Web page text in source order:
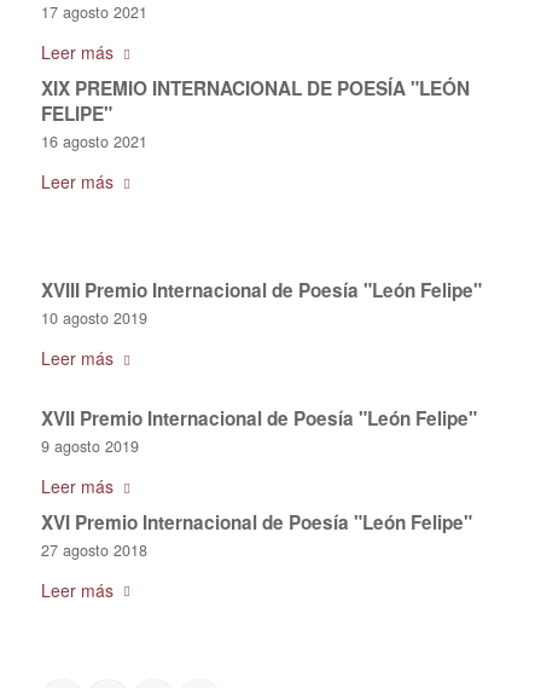
17 agosto 2021
Leer más
XIX PREMIO INTERNACIONAL DE POESÍA "LEÓN
FELIPE"
16 agosto 2021
Leer más
XVIII Premio Internacional de Poesía "León Felipe"
10 agosto 2019
Leer más
XVII Premio Internacional de Poesía "León Felipe"
9 agosto 2019
Leer más
XVI Premio Internacional de Poesía "León Felipe"
27 agosto 2018
Leer más